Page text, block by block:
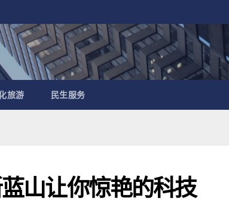
旅游 民生服务
山让你惊艳的科技